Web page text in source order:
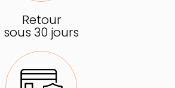
Retour
sous 30 jours